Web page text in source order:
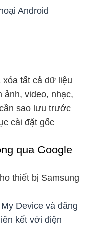
Android
xóa tất cả dữ liệu
ảnh, video, nhạc,
sao lưu trước
cài đặt gốc
qua Google
thiết bị Samsung
Device và đăng
kết với điện